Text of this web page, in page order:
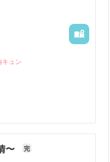
しずつ近づいていきま
キュン
〜 完